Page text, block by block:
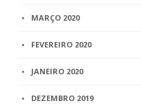
MARÇO 2020
FEVEREIRO 2020
JANEIRO 2020
DEZEMBRO 2019